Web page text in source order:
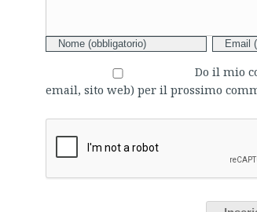
Do il mio
email, sito web) per il prossimo